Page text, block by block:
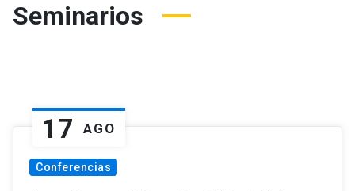
Seminarios
17 AGO
Conferencias